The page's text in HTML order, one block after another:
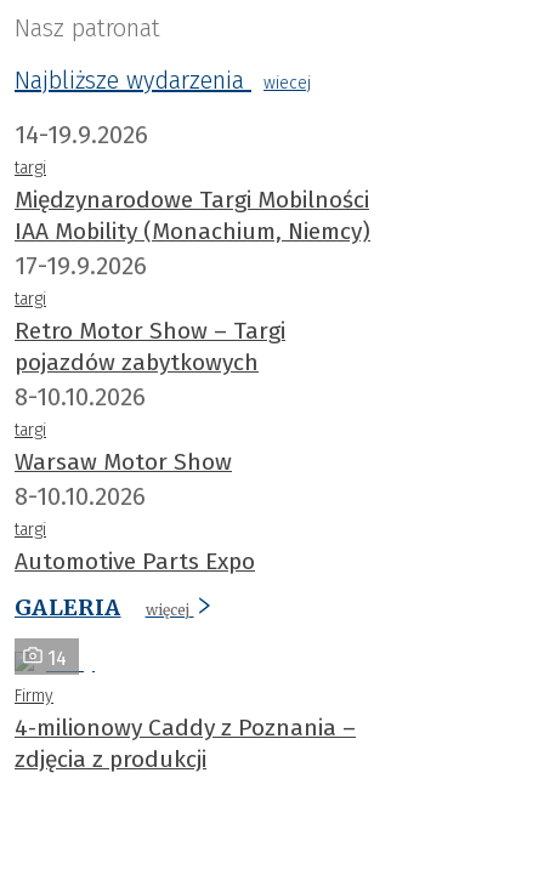
Nasz patronat
Najbliższe wydarzenia
wiecej
14-19.9.2026
targi
Międzynarodowe Targi Mobilności
IAA Mobility (Monachium, Niemcy)
17-19.9.2026
targi
Retro Motor Show – Targi
pojazdów zabytkowych
8-10.10.2026
targi
Warsaw Motor Show
8-10.10.2026
targi
Automotive Parts Expo
GALERIA
więcej
14
Firmy
4-milionowy Caddy z Poznania –
zdjęcia z produkcji